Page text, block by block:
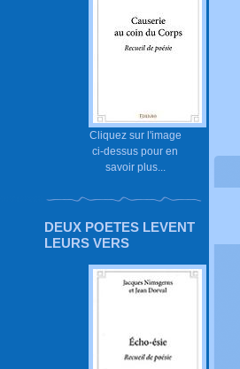
Cliquez sur l'image
ci-dessus pour en
savoir plus...
DEUX POETES LEVENT
LEURS VERS